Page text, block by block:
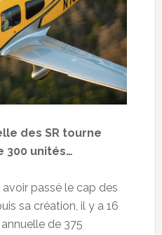
des SR tourne
300 unités…
passé le cap des
sa création, il y a 16
de 375